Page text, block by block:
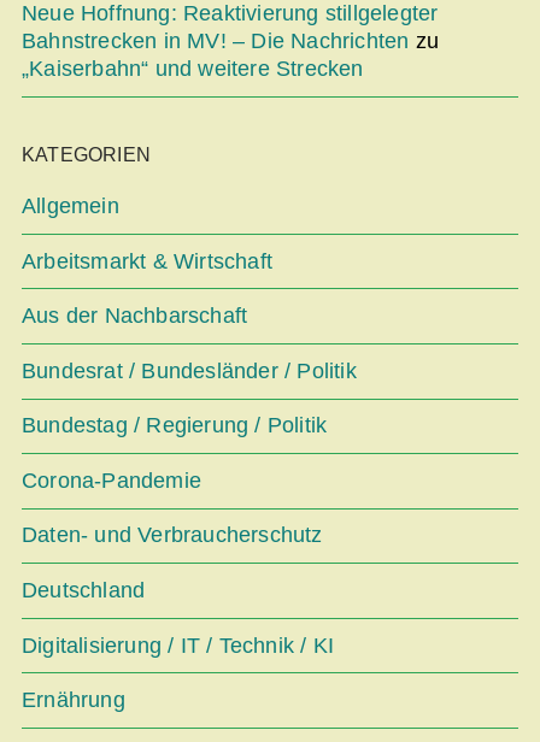
Neue Hoffnung: Reaktivierung stillgelegter
Bahnstrecken in MV! – Die Nachrichten zu
„Kaiserbahn“ und weitere Strecken
KATEGORIEN
Allgemein
Arbeitsmarkt & Wirtschaft
Aus der Nachbarschaft
Bundesrat / Bundesländer / Politik
Bundestag / Regierung / Politik
Corona-Pandemie
Daten- und Verbraucherschutz
Deutschland
Digitalisierung / IT / Technik / KI
Ernährung